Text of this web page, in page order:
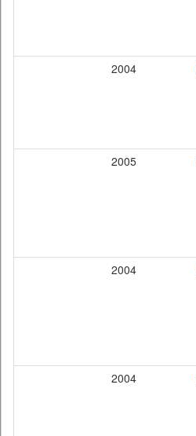
2004
2005
2004
2004